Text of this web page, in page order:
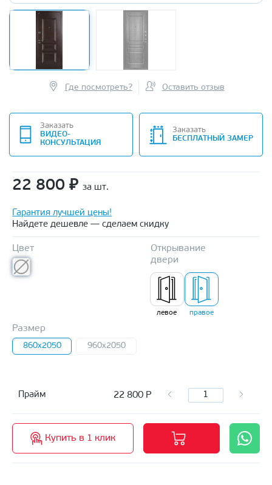
Где посмотреть? Оставить отзыв
Заказать
ВИДЕО-
КОНСУЛЬТАЦИЯ
Заказать
БЕСПЛАТНЫЙ ЗАМЕР
22 800 ₽ за шт.
Гарантия лучшей цены!
Найдете дешевле — сделаем скидку
Цвет
Открывание
двери
левое правое
Размер
860x2050 960x2050
Прайм 22 800 Р
Купить в 1 клик